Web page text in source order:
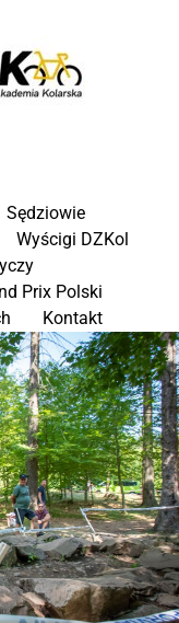
Sędziowie
Wyścigi DZKol
Prix Polski
Kontakt